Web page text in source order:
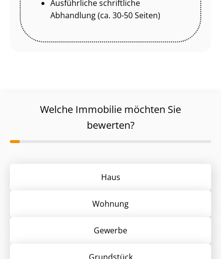
Ausführliche schriftliche
Abhandlung (ca. 30-50 Seiten)
Welche Immobilie möchten Sie
bewerten?
Haus
Wohnung
Gewerbe